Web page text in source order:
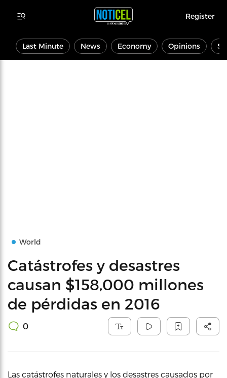
Register
Last Minute News Economy Opinions
World
Catástrofes y desastres
causan $158,000 millones
de pérdidas en 2016
0
Las catástrofes naturales y los desastres causados por